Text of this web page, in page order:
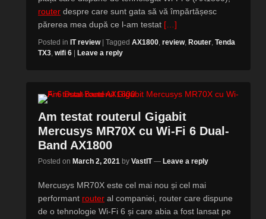
router despre care sunt gata să vă împărtășesc
părerea mea după ce l-am testat […]
Posted in IT review Tagged AX1800, review, Router, Tenda
TX3, wifi 6 Leave a reply
Am testat routerul Gigabit
Mercusys MR70X cu Wi-Fi 6 Dual-
Band AX1800
Posted on March 2, 2021 by VastIT — Leave a reply
Mercusys MR70X este cel mai nou și cel mai
performant router al companiei, router care dispune
de o tehnologie Wi-Fi 6 și care abia a fost lansat pe